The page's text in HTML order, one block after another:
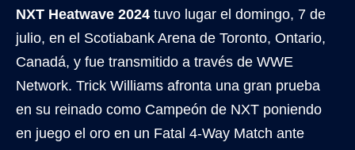
NXT Heatwave 2024 tuvo lugar el domingo, 7 de
julio, en el Scotiabank Arena de Toronto, Ontario,
Canadá, y fue transmitido a través de WWE
Network. Trick Williams afronta una gran prueba
en su reinado como Campeón de NXT poniendo
en juego el oro en un Fatal 4-Way Match ante